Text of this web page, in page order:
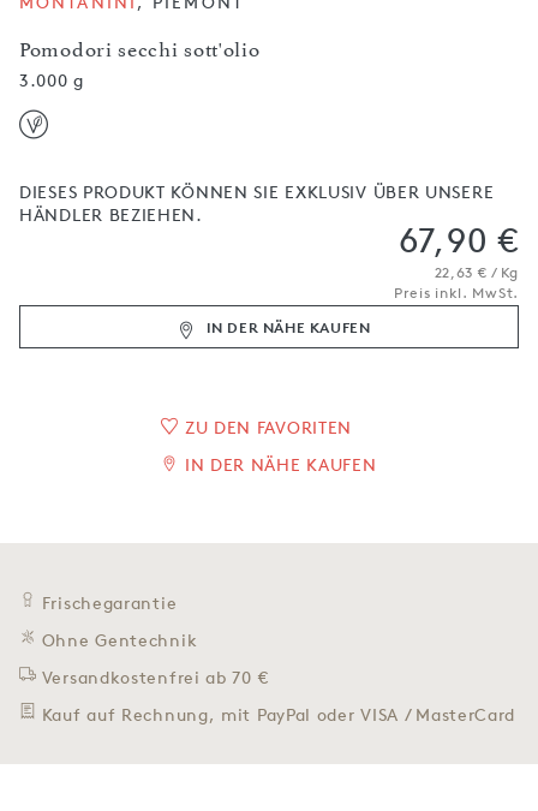
Pomodori secchi sott'olio
3.000 g
DIESES PRODUKT KÖNNEN SIE EXKLUSIV ÜBER UNSERE
HÄNDLER BEZIEHEN.
67,90 €
22,63 € / Kg
Preis inkl. MwSt.
IN DER NÄHE KAUFEN
ZU DEN FAVORITEN
IN DER NÄHE KAUFEN
Frischegarantie
Ohne Gentechnik
Versandkostenfrei ab 70 €
Kauf auf Rechnung, mit PayPal oder VISA / MasterCard